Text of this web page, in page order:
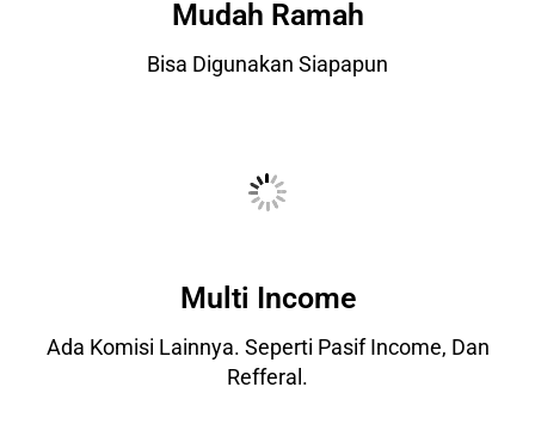
Mudah Ramah
Bisa Digunakan Siapapun
Multi Income
Ada Komisi Lainnya. Seperti Pasif Income, Dan
Refferal.